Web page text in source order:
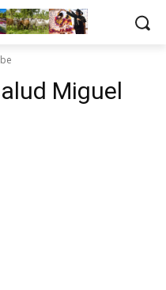
Miguel